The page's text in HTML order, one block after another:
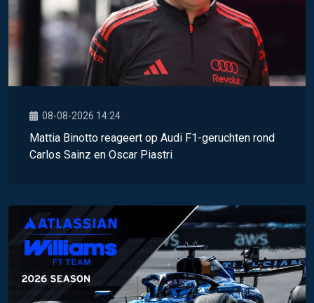
08-08-2026 14:24
Mattia Binotto reageert op Audi F1-geruchten rond
Carlos Sainz en Oscar Piastri